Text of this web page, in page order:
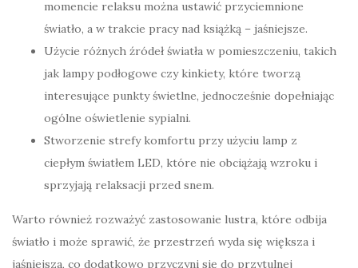
momencie relaksu można ustawić przyciemnione
światło, a w trakcie pracy nad książką – jaśniejsze.
Użycie różnych źródeł światła w pomieszczeniu, takich
jak lampy podłogowe czy kinkiety, które tworzą
interesujące punkty świetlne, jednocześnie dopełniając
ogólne oświetlenie sypialni.
Stworzenie strefy komfortu przy użyciu lamp z
ciepłym światłem LED, które nie obciążają wzroku i
sprzyjają relaksacji przed snem.
Warto również rozważyć zastosowanie lustra, które odbija
światło i może sprawić, że przestrzeń wyda się większa i
jaśniejsza, co dodatkowo przyczyni się do przytulnej